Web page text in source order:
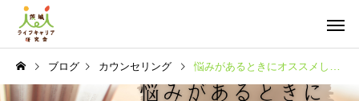
ブログ カウンセリング 悩みがあるときにオススメしたい本または映画~Part2~